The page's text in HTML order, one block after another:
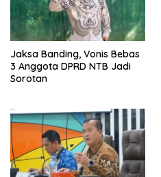
Jaksa Banding, Vonis Bebas
3 Anggota DPRD NTB Jadi
Sorotan